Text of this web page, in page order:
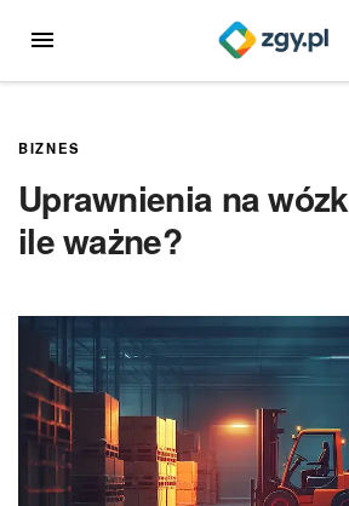
MENU
BIZNES
Uprawnienia na
ile ważne?